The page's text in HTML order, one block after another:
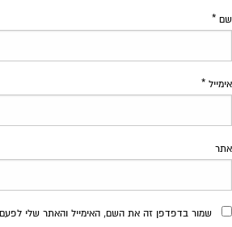
שם *
אימייל *
אתר
שמור בדפדפן זה את השם, האימייל והאתר שלי